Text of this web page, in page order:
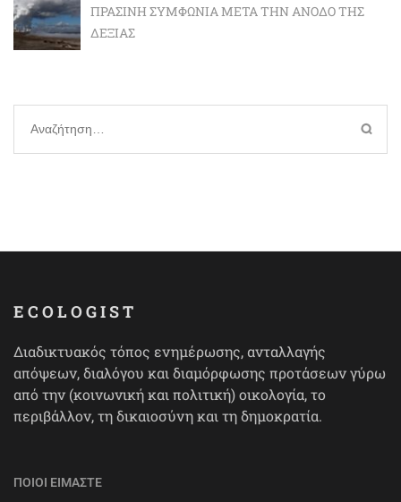
ΠΡΆΣΙΝΗ ΣΥΜΦΩΝΊΑ ΜΕΤΆ ΤΗΝ ΆΝΟΔΟ ΤΗΣ
ΔΕΞΙΆΣ
Αναζήτηση
για:
ECOLOGIST
Διαδικτυακός τόπος ενημέρωσης, ανταλλαγής
απόψεων, διαλόγου και διαμόρφωσης προτάσεων γύρω
από την (κοινωνική και πολιτική) οικολογία, το
περιβάλλον, τη δικαιοσύνη και τη δημοκρατία.
ΠΟΙΟΙ ΕΊΜΑΣΤΕ